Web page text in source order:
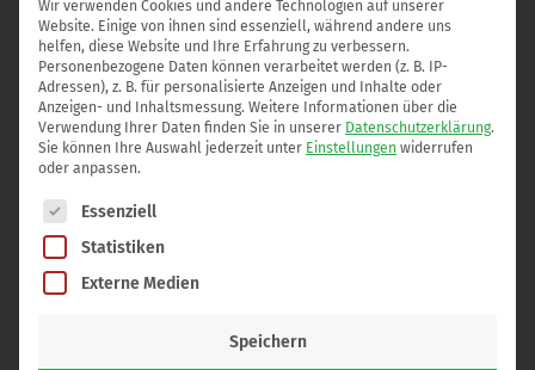
auf eine texturierte Oberfläche. Die Texturierung der
Implantate gewährleistet das sichere Einheilen der
Implantate. Die Rate der Kapselfibrosen ist deutlich geringer
als bei nicht-texturierten glatten Implantaten.
In den vergangenen Monaten wurde viel über texturierte
auftretenden ALCL-Lymphom (großzelliges anaplastisches
Lymphom) geschrieben, das gehäuft auftrat in Verbindung
mit grobtexturierten Implantaten der Firma Allergan. Ein
werden, jedoch hat Allergan alle anatomisch-texturierten
Wir verwenden Cookies und andere Technologien auf unserer
Website. Einige von ihnen sind essenziell, während andere uns
helfen, diese Website und Ihre Erfahrung zu verbessern.
Personenbezogene Daten können verarbeitet werden (z. B. IP-
Adressen), z. B. für personalisierte Anzeigen und Inhalte oder
Anzeigen- und Inhaltsmessung. Weitere Informationen über die
Verwendung Ihrer Daten finden Sie in unserer Datenschutzerklärung.
Sie können Ihre Auswahl jederzeit unter Einstellungen widerrufen
oder anpassen.
Es folgt eine Liste der Service-Gruppen, für die eine
Essenziell
Statistiken
Externe Medien
Speichern